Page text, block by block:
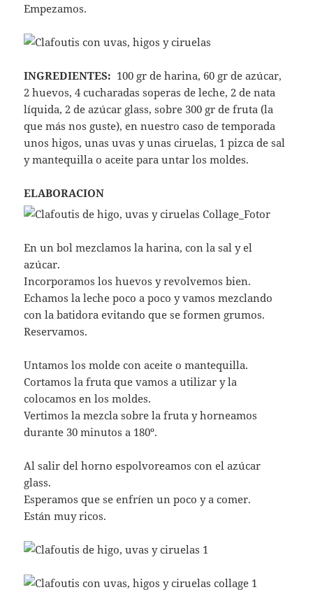
Empezamos.
INGREDIENTES: 100 gr de harina, 60 gr de azúcar,
2 huevos, 4 cucharadas soperas de leche, 2 de nata
líquida, 2 de azúcar glass, sobre 300 gr de fruta (la
que más nos guste), en nuestro caso de temporada
unos higos, unas uvas y unas ciruelas, 1 pizca de sal
y mantequilla o aceite para untar los moldes.
ELABORACION
En un bol mezclamos la harina, con la sal y el
azúcar.
Incorporamos los huevos y revolvemos bien.
Echamos la leche poco a poco y vamos mezclando
con la batidora evitando que se formen grumos.
Reservamos.
Untamos los molde con aceite o mantequilla.
Cortamos la fruta que vamos a utilizar y la
colocamos en los moldes.
Vertimos la mezcla sobre la fruta y horneamos
durante 30 minutos a 180º.
Al salir del horno espolvoreamos con el azúcar
glass.
Esperamos que se enfríen un poco y a comer.
Están muy ricos.